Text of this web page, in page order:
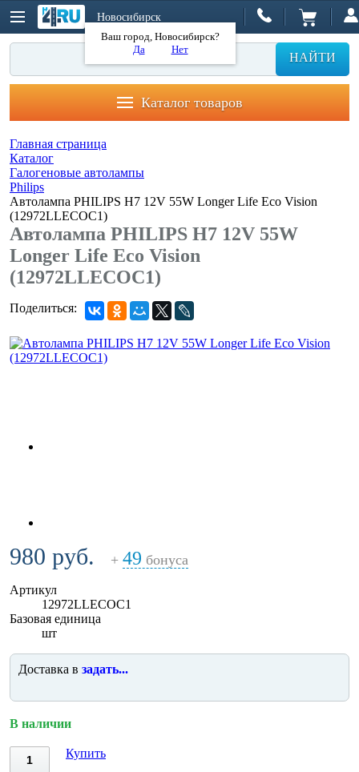
Новосибирск
Ваш город, Новосибирск?
Да
Нет
НАЙТИ
Каталог товаров
Главная страница
Каталог
Галогеновые автолампы
Philips
Автолампа PHILIPS H7 12V 55W Longer Life Eco Vision
(12972LLECOC1)
Автолампа PHILIPS H7 12V 55W
Longer Life Eco Vision
(12972LLECOC1)
Поделиться:
980 руб. + 49 бонуса
Артикул
12972LLECOC1
Базовая единица
шт
Доставка в задать...
В наличии
Купить